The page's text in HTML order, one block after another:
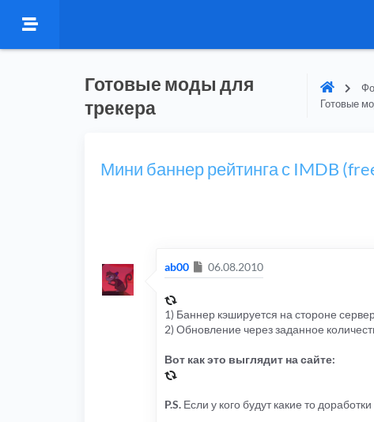
Готовые моды для
трекера
Готовые
Мини баннер рейтинга с IMDB
ab00 Сообщение
06.08.2010
1) Баннер кэшируется на стороне
2) Обновление через заданное
Вот как это выглядит на сайте:
P.S. Если у кого будут какие то